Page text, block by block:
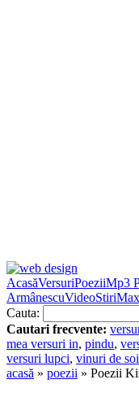
AcasăVersuriPoeziiMp3
ArmânescuVideoStiri
Cauta:
Cautari frecvente:
mea versuri in, pindu,
versuri lupci, vinuri de soi
acasă » poezii » Poezii